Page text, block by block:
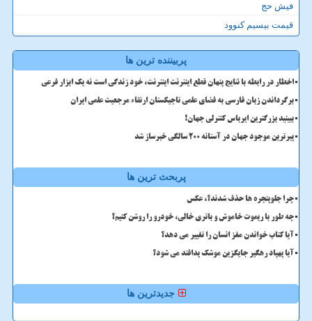
فیش حج
قیمت بیسیم کنوود
پربیننده ترین ها
اخطار در رابطه با نتایج پنهان قطع اینترنت اینترنت، خود زندگی است نه یک ابزار فرعی
برگرداندن زبان فارسی به فضای علمی تاجیکستان ارتقاء مرجعیت علمی ایران
ببینید بزرگترین ایرباس کنترلی جهان!
پیرترین موجود جهان در آستانه ۲۰۰ سالگی خبرساز شد
پربحث ترین ها
چرا جلوپنجره ها حذف شدند؟، عکس
چه طور با ریموت خاموش و باتری خالی، خودرو را روشن کنیم؟
آیا کتاب خواندن مغز انسان را تغییر می دهد؟
آیا پهپاد رهگیر جایگزین موشک پدافند می شود؟
جدیدترین ها